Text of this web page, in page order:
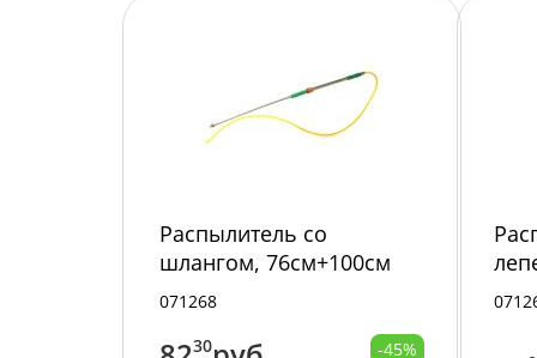
Распылитель со
шлангом, 76см+100см
71268/200/
071268
30 -45%